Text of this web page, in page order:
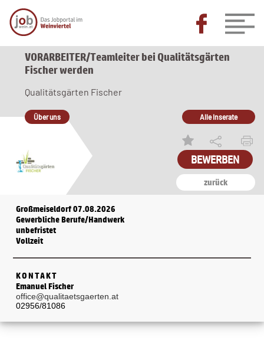
VORARBEITER/Teamleiter bei Qualitätsgärten
Fischer werden
zurück
Qualitätsgärten Fischer
Über uns Alle Inserate
BEWERBEN
Großmeiseldorf 07.08.2026
Gewerbliche Berufe/Handwerk
unbefristet
Vollzeit
KONTAKT
Emanuel Fischer
office@qualitaetsgaerten.at
02956/81086